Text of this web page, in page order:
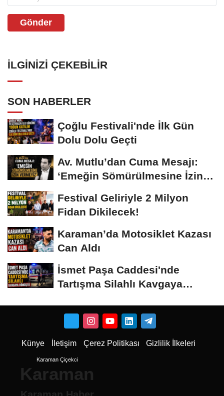
Gönder
İLGINIZI ÇEKEBILIR
SON HABERLER
Çoğlu Festivali'nde İlk Gün
Dolu Dolu Geçti
Av. Mutlu’dan Cuma Mesajı:
‘Emeğin Sömürülmesine İzin
Festival Geliriyle 2 Milyon
Fidan Dikilecek!
Karaman’da Motosiklet Kazası
Can Aldı
İsmet Paşa Caddesi'nde
Tartışma Silahlı Kavgaya
Künye İletişim Çerez Politikası Gizlilik İlkeleri
Karaman Çiçekci
Karaman